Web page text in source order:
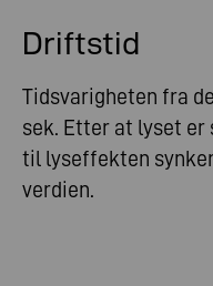
Driftstid
Tidsvarigheten fra
sek. Etter at lyset
til lyseffekten
verdien.